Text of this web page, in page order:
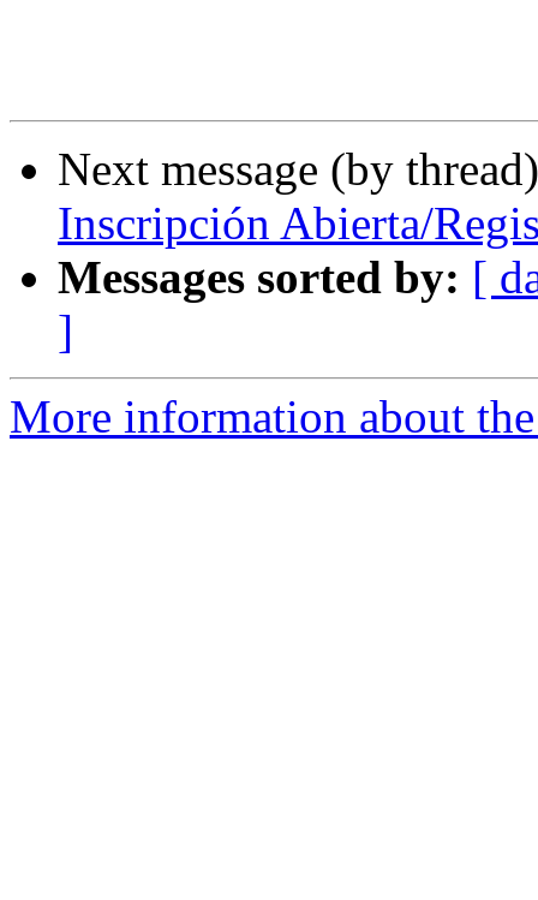
Next message (by
Inscripción Abierta/
Messages sorted by: [
]
More information about